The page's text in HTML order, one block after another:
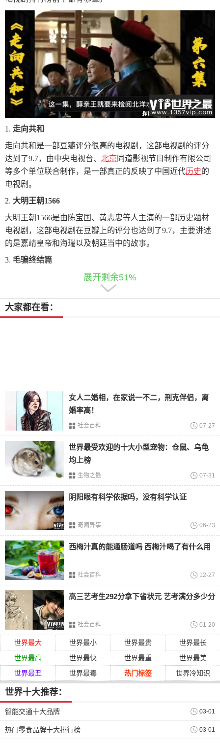
1. 走向共和
走向共和是一部豆瓣评分很高的电视剧，这部电视剧的评分
达到了9.7，由中央电视台、 北京 同道影视节目制作有限公司
等多个单位联合制作， 是一部真正的反映了中国近代历史的
电视剧。
2. 大明王朝1566
大明王朝1566是由陈宝国 、 黄志忠等人主演的一部历史题材
电视剧，这部电视剧在豆瓣上的评分也达到了9.7，主要讲述
的是嘉靖皇帝和海瑞以及朝廷当中的故事。
3. 毛骗终结篇
毛骗终结篇，主要讲述的是几个混迹于江湖的小
是骗子，但却是游走在黑白边缘的侠盗，这部电视剧在豆瓣
的评分也很高，值得一看。
4.红楼梦
西游记是根据
四大名著 小说改编，拍摄过很多版本，但最经
典的版本还是
版央视拍摄的西游记里面，孙悟空的演技可
以说是无法超越。
6.生存之名中
生存之民工这部电视剧主要讲述的是在
小城，一群来自
全国各地的农民工怀揣着梦想在建筑工地上打拼的故事。
7.福贵
福贵这部影片是由陈创，刘敏涛
李丁等人主演的一部电视
剧，属于家庭情感电视剧，在2005年播出，这部电视剧是根
据余华的小说改编。
武林外传
武林外传是一部古装情景喜剧，这部电视剧在2006年上映，
豆瓣评分一直保持在
开，讲述的是同福客栈里面的搞笑故事。
展开剩余51%
大家都在看：
女人二婚相，在家说一不二，刑克伴侣，离
婚率高！
社会百科 07-27
世界最受欢迎的十大小型宠物：仓鼠、乌龟
均上榜
生物之最 07-31
阴阳眼有科学依据吗，没有科学认证
奇闻异事 06-23
西梅汁真的能通肠道吗 西梅汁喝了有什么用
社会百科 12-27
高三艺考生292分拿下省状元 艺考满分多少分
社会百科 01-20
世界最大 世界最小 世界最贵
世界最长
世界最高
世界最快 世界最重
世界最美
世界最丑
世界最毒 热门标签 世界冷知识
世界十大推荐：
智能交通十大品牌 03-01
热门零食品牌十大排行榜 03-01